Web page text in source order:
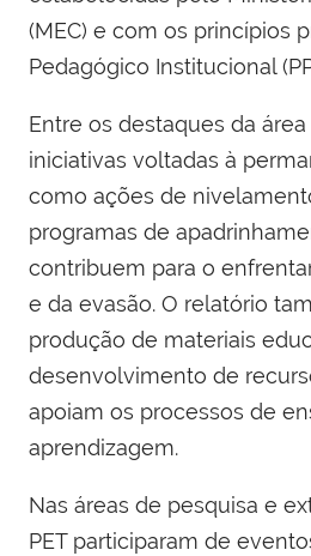
(MEC) e com os princípios
Pedagógico Institucional
Entre os destaques da
iniciativas voltadas à
como ações de
programas de
contribuem para o
e da evasão. O relatório
produção de materiais
desenvolvimento de
apoiam os processos de
aprendizagem.
Nas áreas de pesquisa e
PET participaram de